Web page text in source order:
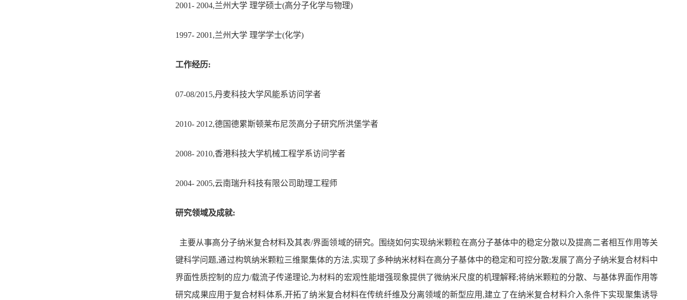
2001- 2004,兰州大学 理学硕士(高分子化学与物理)
1997- 2001,兰州大学 理学学士(化学)
工作经历:
07-08/2015,丹麦科技大学风能系访问学者
2010- 2012,德国德累斯顿莱布尼茨高分子研究所洪堡学者
2008- 2010,香港科技大学机械工程学系访问学者
2004- 2005,云南瑞升科技有限公司助理工程师
研究领域及成就:
主要从事高分子纳米复合材料及其表/界面领域的研究。围绕如何实现纳米颗粒在高分子基体中的稳定分散以及提高二者相互作用等关
键科学问题,通过构筑纳米颗粒三维聚集体的方法,实现了多种纳米材料在高分子基体中的稳定和可控分散;发展了高分子纳米复合材料中
界面性质控制的应力/载流子传递理论,为材料的宏观性能增强现象提供了微纳米尺度的机理解释;将纳米颗粒的分散、与基体界面作用等
研究成果应用于复合材料体系,开拓了纳米复合材料在传统纤维及分离领域的新型应用,建立了在纳米复合材料介入条件下实现聚集诱导